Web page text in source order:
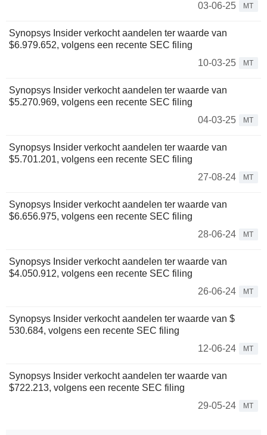
03-06-25
MT
Synopsys Insider verkocht aandelen ter waarde van
$6.979.652, volgens een recente SEC filing
10-03-25
MT
Synopsys Insider verkocht aandelen ter waarde van
$5.270.969, volgens een recente SEC filing
04-03-25
MT
Synopsys Insider verkocht aandelen ter waarde van
$5.701.201, volgens een recente SEC filing
27-08-24
MT
Synopsys Insider verkocht aandelen ter waarde van
$6.656.975, volgens een recente SEC filing
28-06-24
MT
Synopsys Insider verkocht aandelen ter waarde van
$4.050.912, volgens een recente SEC filing
26-06-24
MT
Synopsys Insider verkocht aandelen ter waarde van $
530.684, volgens een recente SEC filing
12-06-24
MT
Synopsys Insider verkocht aandelen ter waarde van
$722.213, volgens een recente SEC filing
29-05-24
MT